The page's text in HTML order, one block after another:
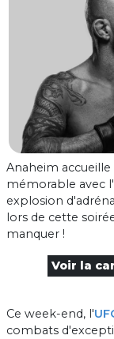
Anaheim
mémorable avec
explosion
lors de cette
manquer !
Voir la
Ce week-end, l'
combats